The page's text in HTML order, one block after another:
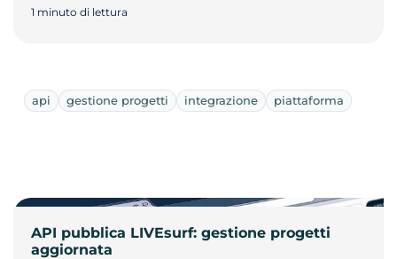
1 minuto di lettura
api gestione progetti integrazione piattaforma
API pubblica LIVEsurf: gestione progetti
aggiornata